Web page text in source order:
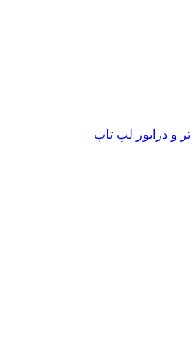
درایور لپ تاپ